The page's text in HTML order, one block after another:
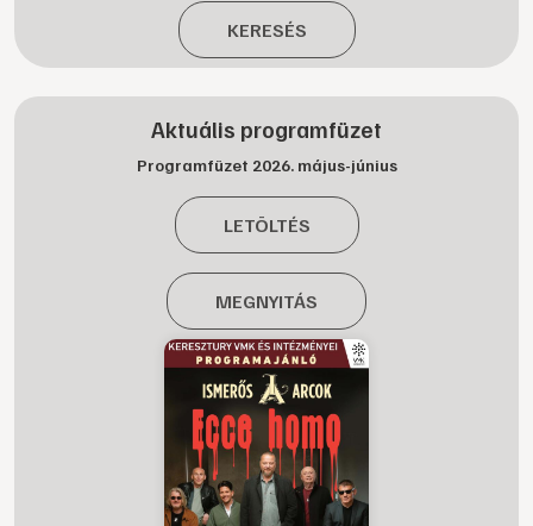
KERESÉS
Aktuális programfüzet
Programfüzet 2026. május-június
LETÖLTÉS
MEGNYITÁS